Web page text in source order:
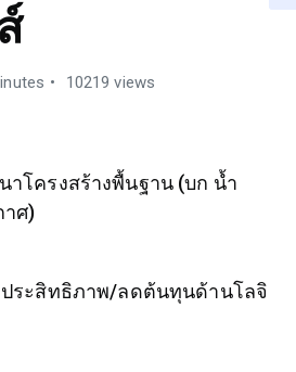
10219 views
าโครงสร้างพื้นฐาน (บก น้ำ
าศ)
ประสิทธิภาพ/ลดต้นทุนด้านโลจิ